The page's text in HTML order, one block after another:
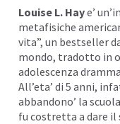
Louise L. Haye’
metafisiche
vita”, un bestseller
mondo, tradotto in
adolescenza
All’eta’ di 5 anni,
abbandono’ la
fu costretta a dare